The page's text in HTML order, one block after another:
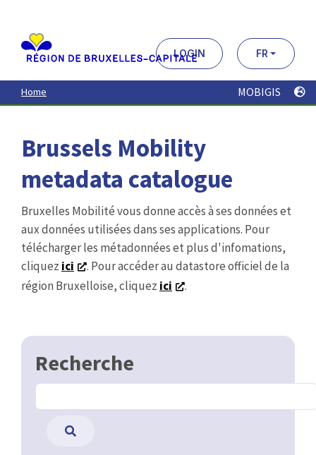
contenu
principal
LOGIN FR
Home MOBIGIS
Brussels Mobility
metadata catalogue
Bruxelles Mobilité vous donne accès à ses données et
aux données utilisées dans ses applications. Pour
télécharger les métadonnées et plus d'infomations,
cliquez ici
. Pour accéder au datastore officiel de la
région Bruxelloise, cliquez ici .
Recherche